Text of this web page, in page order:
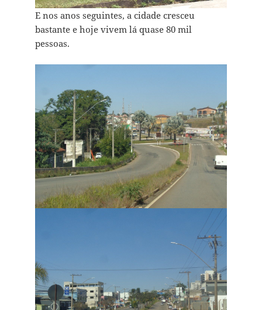
E nos anos seguintes, a cidade cresceu
bastante e hoje vivem lá quase 80 mil
pessoas.